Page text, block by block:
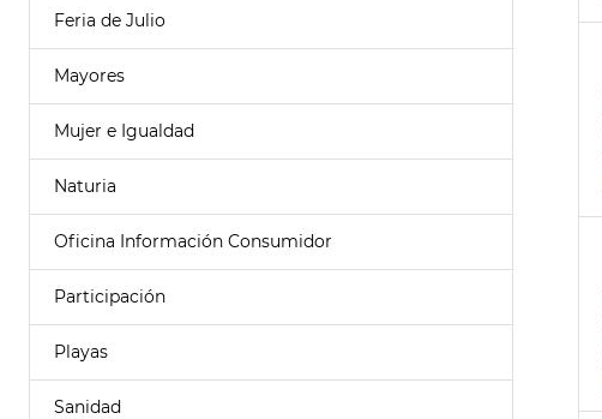
Feria de Julio
Mayores
Mujer e Igualdad
Naturia
Oficina Información Consumidor
Participación
Playas
Sanidad